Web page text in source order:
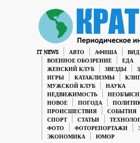
IT NEWS АВТО АФИША
ВОЕННОЕ ОБОЗРЕНИЕ
ЕДА
ЖЕНСКИЙ КЛУБ
ЗВЕЗДЫ
ИГРЫ
КАТАКЛИЗМЫ
МУЖСКОЙ КЛУБ
НАУКА
НЕДВИЖИМОСТЬ
НОВОЕ
ПОГОДА
ПРОИСШЕСТВИЯ
СОБЫТИЯ
СПОРТ
СТАТЬИ
ФОТО
ФОТОРЕПОРТАЖИ
ЭКОНОМИКА
ЮМОР